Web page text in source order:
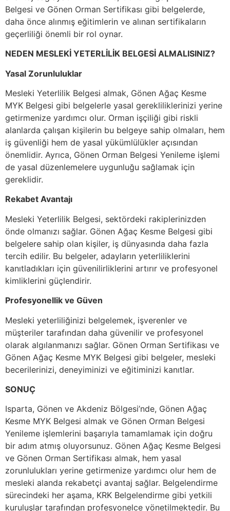
Belgesi ve Gönen Orman Sertifikası gibi belgelerde,
daha önce alınmış eğitimlerin ve alınan sertifikaların
geçerliliği önemli bir rol oynar.
NEDEN MESLEKİ YETERLİLİK BELGESİ ALMALISINIZ?
Yasal Zorunluluklar
Mesleki Yeterlilik Belgesi almak, Gönen Ağaç Kesme
MYK Belgesi gibi belgelerle yasal gerekliliklerinizi yerine
getirmenize yardımcı olur. Orman işçiliği gibi riskli
alanlarda çalışan kişilerin bu belgeye sahip olmaları, hem
iş güvenliği hem de yasal yükümlülükler açısından
önemlidir. Ayrıca, Gönen Orman Belgesi Yenileme işlemi
de yasal düzenlemelere uygunluğu sağlamak için
gereklidir.
Rekabet Avantajı
Mesleki Yeterlilik Belgesi, sektördeki rakiplerinizden
önde olmanızı sağlar. Gönen Ağaç Kesme Belgesi gibi
belgelere sahip olan kişiler, iş dünyasında daha fazla
tercih edilir. Bu belgeler, adayların yeterliliklerini
kanıtladıkları için güvenilirliklerini artırır ve profesyonel
kimliklerini güçlendirir.
Profesyonellik ve Güven
Mesleki yeterliliğinizi belgelemek, işverenler ve
müşteriler tarafından daha güvenilir ve profesyonel
olarak algılanmanızı sağlar. Gönen Orman Sertifikası ve
Gönen Ağaç Kesme MYK Belgesi gibi belgeler, mesleki
becerilerinizi, deneyiminizi ve eğitiminizi kanıtlar.
SONUÇ
Isparta, Gönen ve Akdeniz Bölgesi’nde, Gönen Ağaç
Kesme MYK Belgesi almak ve Gönen Orman Belgesi
Yenileme işlemlerini başarıyla tamamlamak için doğru
bir adım atmış oluyorsunuz. Gönen Ağaç Kesme Belgesi
ve Gönen Orman Sertifikası almak, hem yasal
zorunlulukları yerine getirmenize yardımcı olur hem de
mesleki alanda rekabetçi avantaj sağlar. Belgelendirme
sürecindeki her aşama, KRK Belgelendirme gibi yetkili
kuruluşlar tarafından profesyonelce yönetilmektedir. Bu